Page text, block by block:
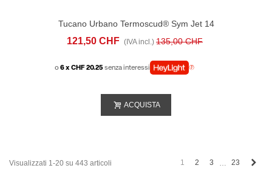
Tucano Urbano Termoscud® Sym Jet 14
Evo (2023-)
121,50 CHF (IVA incl.) 135,00 CHF
o6 x CHF 20.25senza interessi
ACQUISTA
Visualizzati 1-20 su 443 articoli 1 2 3 23